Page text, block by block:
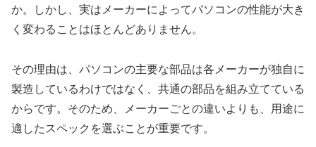
か。しかし、実はメーカーによってパソコンの性能が大き
く変わることはほとんどありません。
その理由は、パソコンの主要な部品は各メーカーが独自に
製造しているわけではなく、共通の部品を組み立てている
からです。そのため、メーカーごとの違いよりも、用途に
適したスペックを選ぶことが重要です。